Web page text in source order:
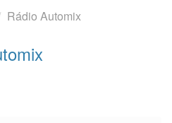
Rádio Automix